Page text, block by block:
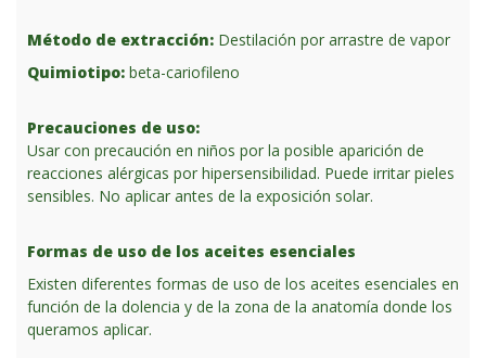
Método de extracción: Destilación por arrastre de vapor
Quimiotipo: beta-cariofileno
Precauciones de uso:
Usar con precaución en niños por la posible aparición de
reacciones alérgicas por hipersensibilidad. Puede irritar pieles
sensibles. No aplicar antes de la exposición solar.
Formas de uso de los aceites esenciales
Existen diferentes formas de uso de los aceites esenciales en
función de la dolencia y de la zona de la anatomía donde los
queramos aplicar.